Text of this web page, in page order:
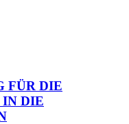
FÜR DIE
DIE